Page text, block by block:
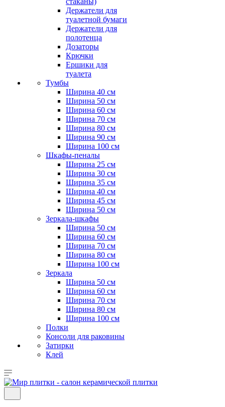
Держатели для
туалетной бумаги
Держатели для
полотенца
Дозаторы
Крючки
Ершики для
туалета
Тумбы
Ширина 40 см
Ширина 50 см
Ширина 60 см
Ширина 70 см
Ширина 80 см
Ширина 90 см
Ширина 100 см
Шкафы-пеналы
Ширина 25 см
Ширина 30 см
Ширина 35 см
Ширина 40 см
Ширина 45 см
Ширина 50 см
Зеркала-шкафы
Ширина 50 см
Ширина 60 см
Ширина 70 см
Ширина 80 см
Ширина 100 см
Зеркала
Ширина 50 см
Ширина 60 см
Ширина 70 см
Ширина 80 см
Ширина 100 см
Полки
Консоли для раковины
Затирки
Клей